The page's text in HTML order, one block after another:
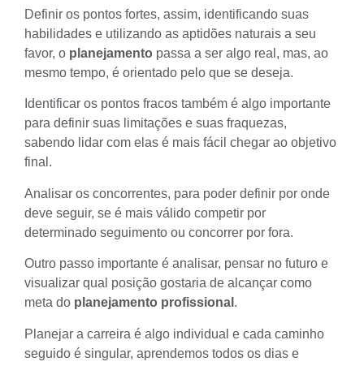
Definir os pontos fortes, assim, identificando suas
habilidades e utilizando as aptidões naturais a seu
favor, o planejamento passa a ser algo real, mas, ao
mesmo tempo, é orientado pelo que se deseja.
Identificar os pontos fracos também é algo importante
para definir suas limitações e suas fraquezas,
sabendo lidar com elas é mais fácil chegar ao objetivo
final.
Analisar os concorrentes, para poder definir por onde
deve seguir, se é mais válido competir por
determinado seguimento ou concorrer por fora.
Outro passo importante é analisar, pensar no futuro e
visualizar qual posição gostaria de alcançar como
meta do planejamento profissional .
Planejar a carreira é algo individual e cada caminho
seguido é singular, aprendemos todos os dias e